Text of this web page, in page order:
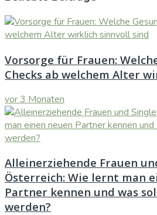
Vorsorge für Frauen:
Checks ab welchem Alter
vor 3 Monaten
Alleinerziehende Frauen
Österreich: Wie lernt man
Partner kennen und was
werden?